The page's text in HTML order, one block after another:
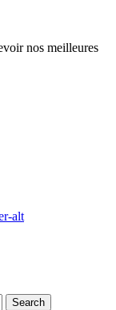
nos meilleures
alt
Search